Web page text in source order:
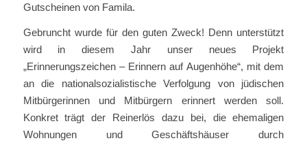
Gutscheinen von Famila.
Gebruncht wurde für den guten Zweck! Denn unterstützt
wird in diesem Jahr unser neues Projekt
„Erinnerungszeichen – Erinnern auf Augenhöhe“, mit dem
an die nationalsozialistische Verfolgung von jüdischen
Mitbürgerinnen und Mitbürgern erinnert werden soll.
Konkret trägt der Reinerlös dazu bei, die ehemaligen
Wohnungen und Geschäftshäuser durch